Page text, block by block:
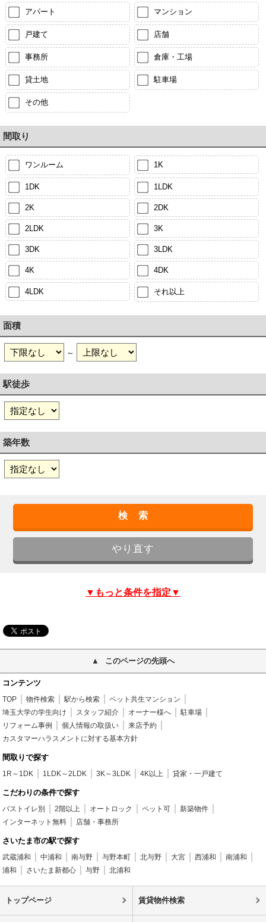
アパート マンション
戸建て 店舗
事務所 倉庫・工場
貸土地 駐車場
その他
間取り
ワンルーム 1K
1DK 1LDK
2K 2DK
2LDK 3K
3DK 3LDK
4K 4DK
4LDK それ以上
面積
～
駅徒歩
築年数
▼もっと条件を指定▼
このページの先頭へ
コンテンツ
TOP 物件検索 駅から検索
ペット共生マンション
埼玉大学の学生向け
スタッフ紹介 オーナー様へ
駐車場
リフォーム事例
個人情報の取扱い
来店予約
カスタマーハラスメントに対する基本方針
間取りで探す
1R～1DK 1LDK～2LDK 3K～3LDK 4K以上 貸家・一戸建て
こだわりの条件で探す
バストイレ別 2階以上 オートロック ペット可
新築物件
インターネット無料
店舗・事務所
さいたま市の駅で探す
武蔵浦和 中浦和 南与野 与野本町 北与野 大宮 西浦和
南浦和
浦和
さいたま新都心 与野 北浦和
トップページ 賃貸物件検索